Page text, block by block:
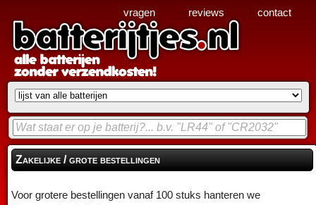
Zakelijke / grote bestellingen
Voor grotere bestellingen vanaf 100 stuks hanteren we
vragen reviews contact